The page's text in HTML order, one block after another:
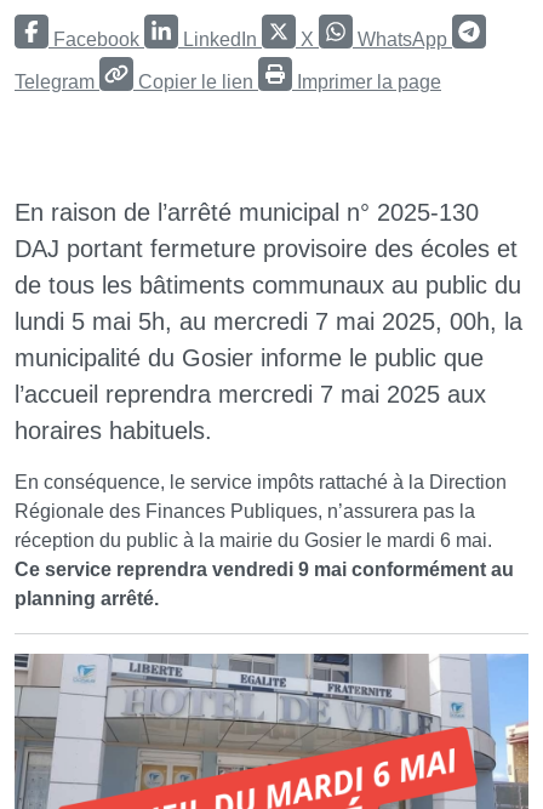
Facebook LinkedIn X WhatsApp
Telegram Copier le lien Imprimer la page
En raison de l’arrêté municipal n° 2025-130
DAJ portant fermeture provisoire des écoles et
de tous les bâtiments communaux au public du
lundi 5 mai 5h, au mercredi 7 mai 2025, 00h, la
municipalité du Gosier informe le public que
l’accueil reprendra mercredi 7 mai 2025 aux
horaires habituels.
En conséquence, le service impôts rattaché à la Direction
Régionale des Finances Publiques, n’assurera pas la
réception du public à la mairie du Gosier le mardi 6 mai.
Ce service reprendra vendredi 9 mai conformément au
planning arrêté.